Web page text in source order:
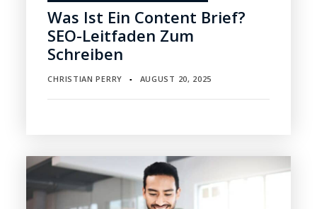
Was Ist Ein Content Brief?
SEO-Leitfaden Zum
Schreiben
CHRISTIAN PERRY ▪ AUGUST 20, 2025